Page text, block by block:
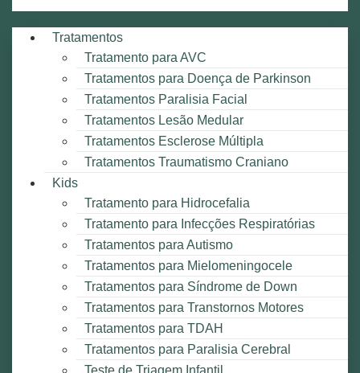
Tratamentos
Tratamento para AVC
Tratamentos para Doença de Parkinson
Tratamentos Paralisia Facial
Tratamentos Lesão Medular
Tratamentos Esclerose Múltipla
Tratamentos Traumatismo Craniano
Kids
Tratamento para Hidrocefalia
Tratamento para Infecções Respiratórias
Tratamentos para Autismo
Tratamentos para Mielomeningocele
Tratamentos para Síndrome de Down
Tratamentos para Transtornos Motores
Tratamentos para TDAH
Tratamentos para Paralisia Cerebral
Teste de Triagem Infantil